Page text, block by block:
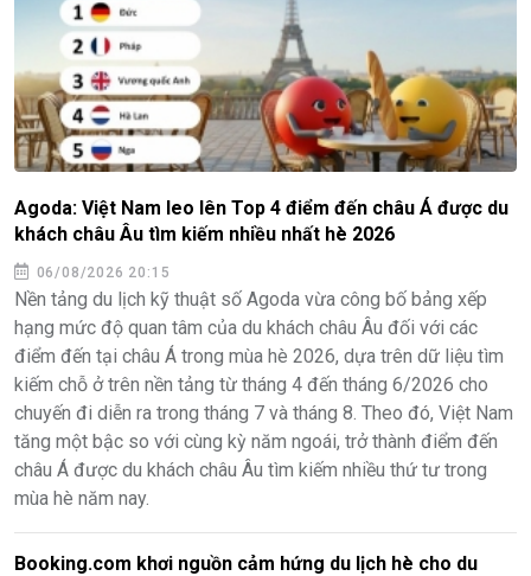
Agoda: Việt Nam leo lên Top 4 điểm đến châu Á được du
khách châu Âu tìm kiếm nhiều nhất hè 2026
06/08/2026 20:15
Nền tảng du lịch kỹ thuật số Agoda vừa công bố bảng xếp
hạng mức độ quan tâm của du khách châu Âu đối với các
điểm đến tại châu Á trong mùa hè 2026, dựa trên dữ liệu tìm
kiếm chỗ ở trên nền tảng từ tháng 4 đến tháng 6/2026 cho
chuyến đi diễn ra trong tháng 7 và tháng 8. Theo đó, Việt Nam
tăng một bậc so với cùng kỳ năm ngoái, trở thành điểm đến
châu Á được du khách châu Âu tìm kiếm nhiều thứ tư trong
mùa hè năm nay.
Booking.com khơi nguồn cảm hứng du lịch hè cho du